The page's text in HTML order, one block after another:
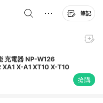
筆記
充電器 NP-W126
X-A1 XT10 X-T10
搶購